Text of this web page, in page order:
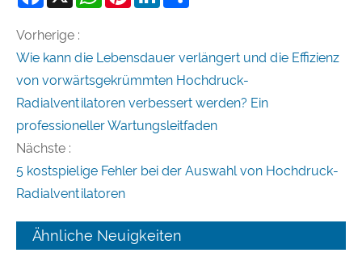
Vorherige :
Wie kann die Lebensdauer verlängert und die Effizienz
von vorwärtsgekrümmten Hochdruck-
Radialventilatoren verbessert werden? Ein
professioneller Wartungsleitfaden
Nächste :
5 kostspielige Fehler bei der Auswahl von Hochdruck-
Radialventilatoren
Ähnliche Neuigkeiten